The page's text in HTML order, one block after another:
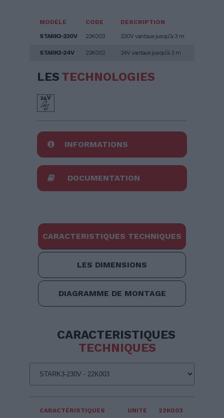
MODÈLE CODE
DESCRIPTION
STARK3-230V
22K003 230V vantaux jusqu’à 3 m
STARK3-24V 22K002 24V vantaux jusqu’à 3 m
LES TECHNOLOGIES
INFORMATIONS
DOCUMENTATION
CARACTERISTIQUES TECHNIQUES
LES DIMENSIONS
DIAGRAMME DE MONTAGE
CARACTERISTIQUES
TECHNIQUES
CARACTÉRISTIQUES UNITÉ 22K003